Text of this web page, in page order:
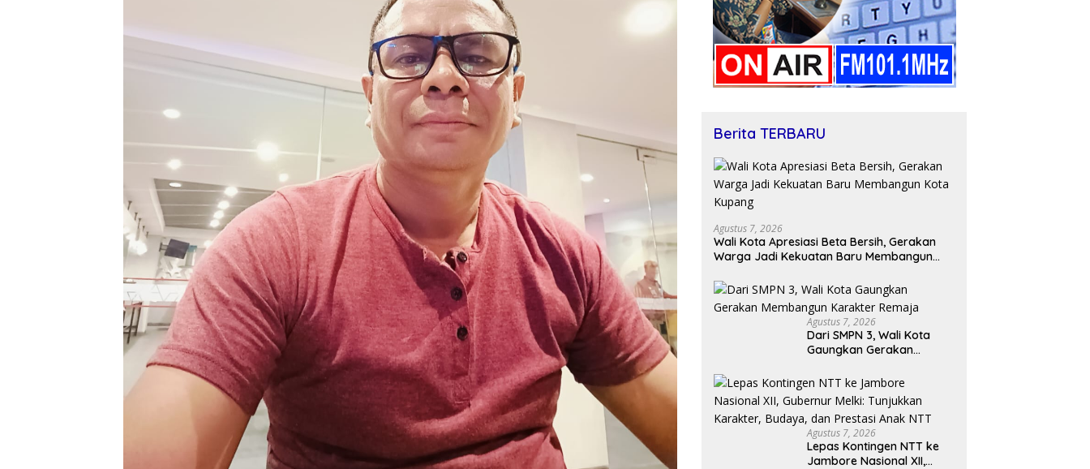
Berita TERBARU
Agustus 7, 2026
Wali Kota Apresiasi Beta Bersih, Gerakan
Warga Jadi Kekuatan Baru Membangun
Agustus 7, 2026
Dari SMPN 3, Wali Kota
Gaungkan Gerakan
Remaja
Agustus 7, 2026
Lepas Kontingen NTT ke
Jambore Nasional XII,